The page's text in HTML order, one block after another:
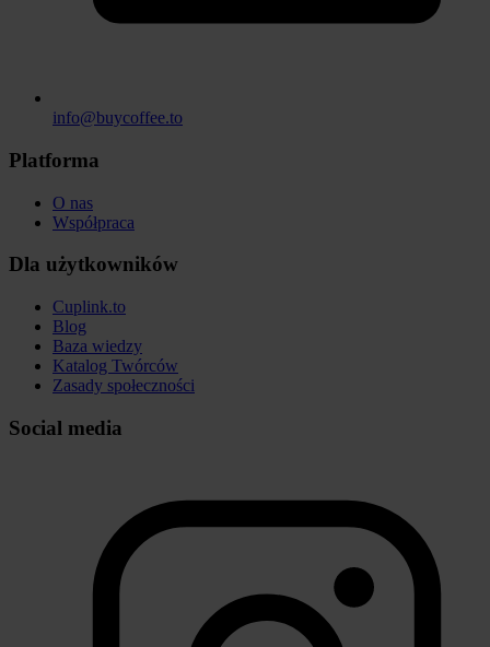
info@buycoffee.to
Platforma
O nas
Współpraca
Dla użytkowników
Cuplink.to
Blog
Baza wiedzy
Katalog Twórców
Zasady społeczności
Social media